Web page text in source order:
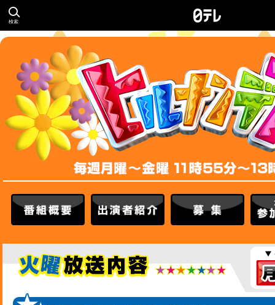
検索
番組概要 出演者紹介 募集